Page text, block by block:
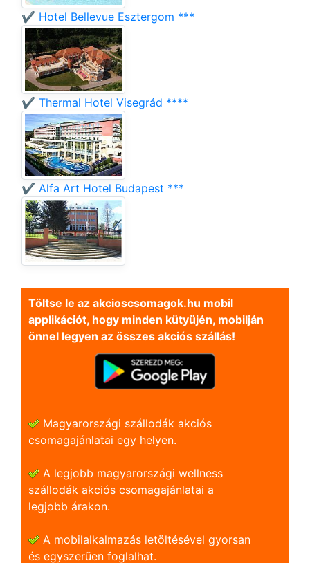
✔️ Hotel Bellevue Esztergom ***
✔️ Thermal Hotel Visegrád ****
✔️ Alfa Art Hotel Budapest ***
Töltse le az akcioscsomagok.hu mobil
applikációt, hogy minden kütyüjén, mobilján
önnel legyen az összes akciós szállás!
Magyarországi szállodák akciós
csomagajánlatai egy helyen.
A legjobb magyarországi wellness
szállodák akciós csomagajánlatai a
legjobb árakon.
A mobilalkalmazás letöltésével gyorsan
és egyszerũen foglalhat.